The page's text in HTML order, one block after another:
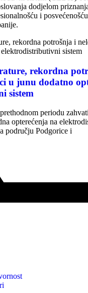
dodjelom
i
rekordna
u junu dodatno
sistem
periodu
opterećenja na
području Podgorice i